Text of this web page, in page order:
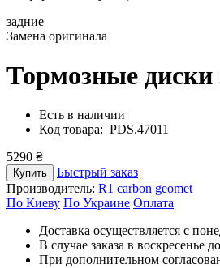
задние
Замена оригинала
Тормозные диски
Есть в наличии
Код товара: PDS.47011
5290 ₴
Купить
Быстрый заказ
Производитель: R1 carbon geomet
По Киеву По Украине Оплата
Доставка осуществляется с
В случае заказа в воскресенье
При дополнительном